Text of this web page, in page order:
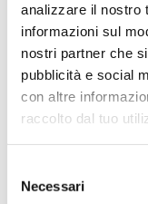
analizzare il nostro
informazioni sul
nostri partner che
pubblicità e social
con altre
raccolto dal tuo
delNecessari